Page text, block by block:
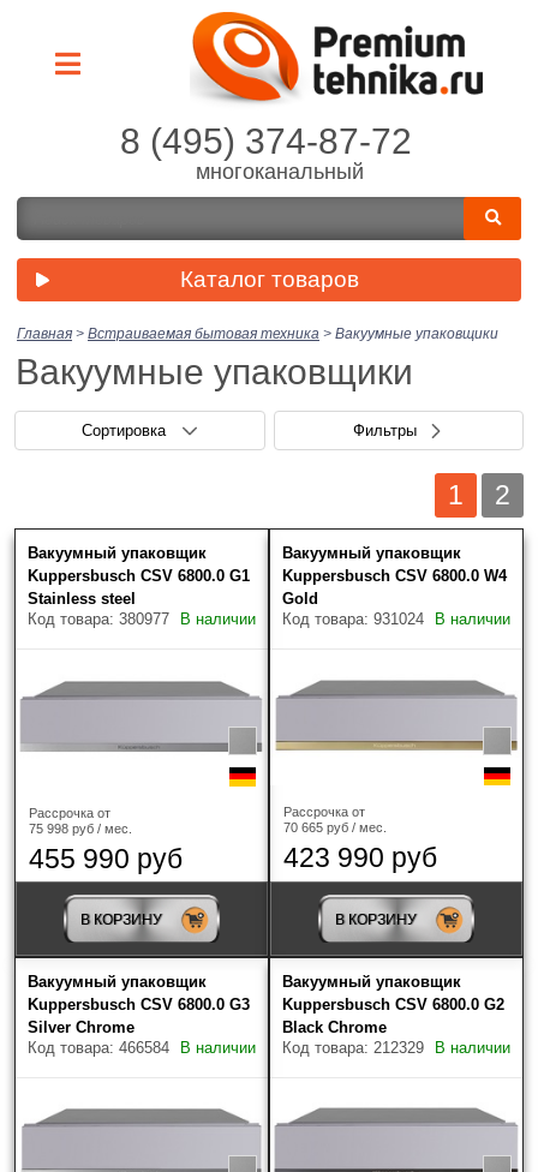
8 (495) 374-87-72
многоканальный
Каталог товаров
Главная > Встраиваемая бытовая техника > Вакуумные упаковщики
Вакуумные упаковщики
Сортировка Фильтры
1 2
Скрыть фильтры Нет выбранных товаров
Цена (руб.)
Только в наличии
Производитель
ASKO(6)
De Dietrich (1)
Gaggenau(2)
Вакуумный упаковщик
Kuppersbusch CSV 6800.0 G1
Stainless steel
Код товара: 380977
В наличии
Рассрочка от
75 998 руб / мес.
455 990 руб
В КОРЗИНУ
Вакуумный упаковщик
Kuppersbusch CSV 6800.0 W4
Gold
Код товара: 931024
В наличии
Рассрочка от
70 665 руб / мес.
423 990 руб
В КОРЗИНУ
Вакуумный упаковщик
Kuppersbusch CSV 6800.0 G3
Silver Chrome
Код товара: 466584
В наличии
Вакуумный упаковщик
Kuppersbusch CSV 6800.0 G2
Black Chrome
Код товара: 212329
В наличии